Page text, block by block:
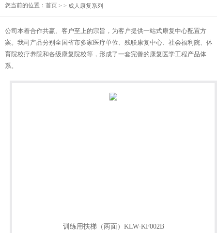
您当前的位置： 首页 > > 成人康复系列
公司本着合作共赢、客户至上的宗旨，为客户提供一站式康复中心配置方
案。我司产品分别全国省市多家医疗单位、残联康复中心、社会福利院、体
育院校疗养院和各级康复院校等，形成了一套完善的康复医学工程产品体
系。
训练用扶梯（两面）KLW-KF002B